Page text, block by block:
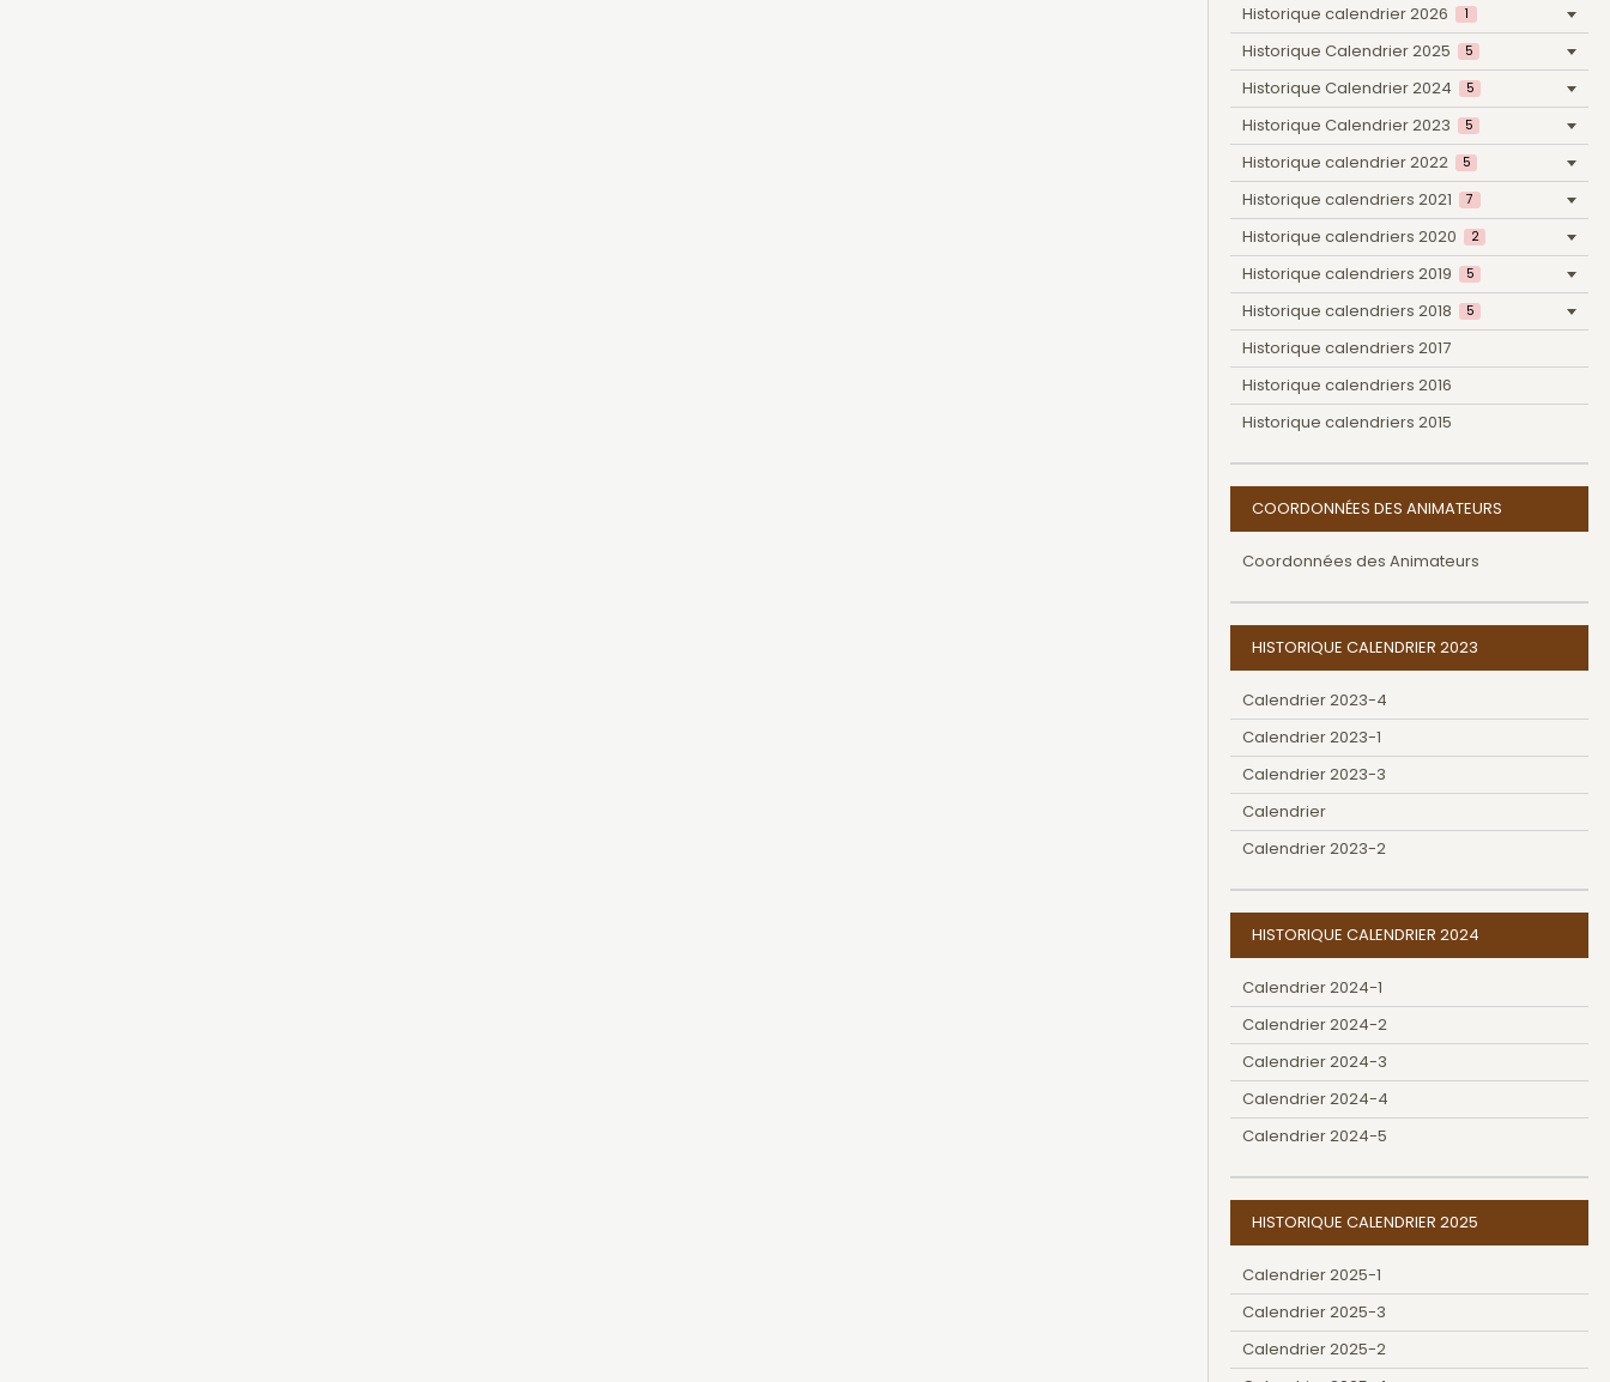
Historique calendrier 2026 1
Historique Calendrier 2025 5
Historique Calendrier 2024 5
Historique Calendrier 2023 5
Historique calendrier 2022 5
Historique calendriers 2021 7
Historique calendriers 2020 2
Historique calendriers 2019 5
Historique calendriers 2018 5
Historique calendriers 2017
Historique calendriers 2016
Historique calendriers 2015
COORDONNÉES DES ANIMATEURS
Coordonnées des Animateurs
HISTORIQUE CALENDRIER 2023
Calendrier 2023-4
Calendrier 2023-1
Calendrier 2023-3
Calendrier
Calendrier 2023-2
HISTORIQUE CALENDRIER 2024
Calendrier 2024-1
Calendrier 2024-2
Calendrier 2024-3
Calendrier 2024-4
Calendrier 2024-5
HISTORIQUE CALENDRIER 2025
Calendrier 2025-1
Calendrier 2025-3
Calendrier 2025-2